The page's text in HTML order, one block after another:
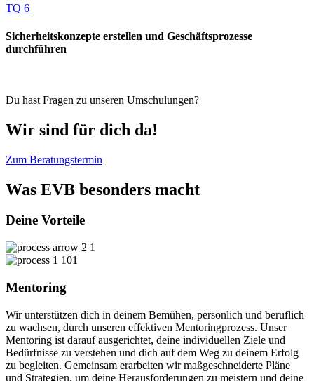
TQ 6
Sicherheitskonzepte erstellen und Geschäftsprozesse
durchführen
Du hast Fragen zu unseren Umschulungen?
Wir sind für dich da!
Zum Beratungstermin
Was EVB besonders macht
Deine Vorteile
01
Mentoring
Wir unterstützen dich in deinem Bemühen, persönlich und beruflich
zu wachsen, durch unseren effektiven Mentoringprozess. Unser
Mentoring ist darauf ausgerichtet, deine individuellen Ziele und
Bedürfnisse zu verstehen und dich auf dem Weg zu deinem Erfolg
zu begleiten. Gemeinsam erarbeiten wir maßgeschneiderte Pläne
und Strategien, um deine Herausforderungen zu meistern und deine